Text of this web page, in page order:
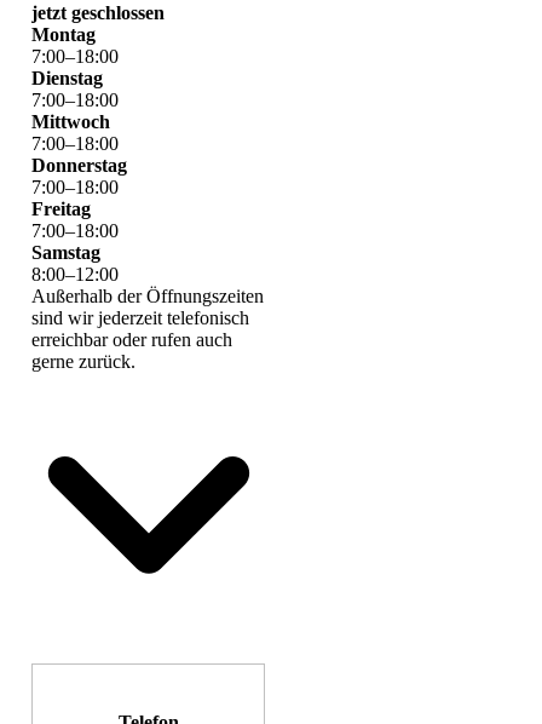
jetzt geschlossen
Montag
7:00–18:00
Dienstag
7:00–18:00
Mittwoch
7:00–18:00
Donnerstag
7:00–18:00
Freitag
7:00–18:00
Samstag
8:00–12:00
Außerhalb der Öffnungszeiten
sind wir jederzeit telefonisch
erreichbar oder rufen auch
gerne zurück.